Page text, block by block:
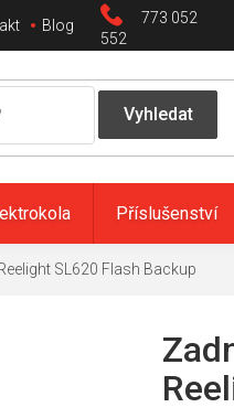
773 052
552
Blog
Příslušenství
SL620 Flash Backup